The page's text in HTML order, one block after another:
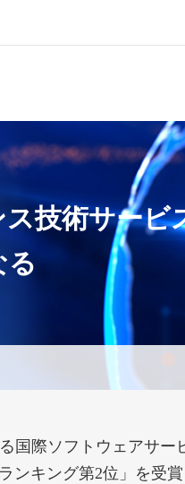
ス技術サービ
る
国際ソフトウェアサー
ンキング第2位」を受